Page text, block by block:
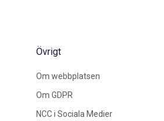
Övrigt
Om webbplatsen
Om GDPR
NCC i Sociala Medier